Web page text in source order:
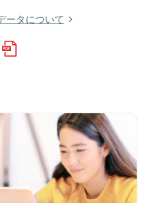
ータについて